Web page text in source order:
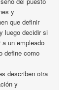
y
que definir
luego decidir si
un empleado
define como
describen otra
y